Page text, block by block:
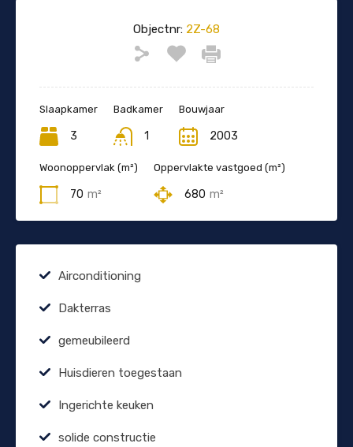
Objectnr: 2Z-68
Slaapkamer
3
Badkamer
1
Bouwjaar
2003
Woonoppervlak (m²)
70 m²
Oppervlakte vastgoed (m²)
680 m²
Airconditioning
Dakterras
gemeubileerd
Huisdieren toegestaan
Ingerichte keuken
solide constructie